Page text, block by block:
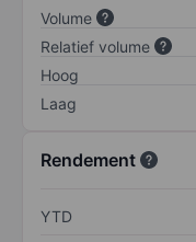
Volume
Relatief volume
Hoog
Laag
Rendement
YTD